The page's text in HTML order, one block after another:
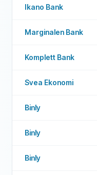
Ikano Bank
Marginalen Bank
Komplett Bank
Svea Ekonomi
Binly
Binly
Binly